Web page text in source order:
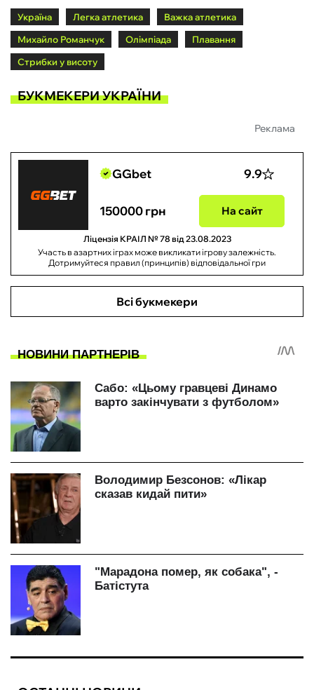
Україна Легка атлетика
Важка атлетика
Михайло Романчук
Олімпіада
Плавання
Стрибки у висоту
БУКМЕКЕРИ УКРАЇНИ
Реклама
GGbet 9.9
150000 грн На сайт
Ліцензія КРАІЛ № 78 від 23.08.2023
Участь в азартних іграх може викликати ігрову залежність.
Дотримуйтеся правил (принципів) відповідальної гри
Всі букмекери